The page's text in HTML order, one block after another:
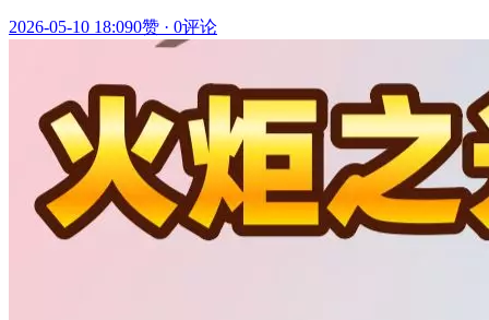
2026-05-10 18:090赞 · 0评论